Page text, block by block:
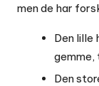
men de har
Den lille
Den